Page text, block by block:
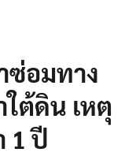
ซ่อมทาง
ต้ดิน เหตุ
1 ปี